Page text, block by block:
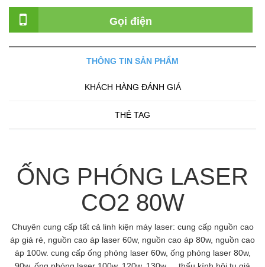
Gọi điện
THÔNG TIN SẢN PHẨM
KHÁCH HÀNG ĐÁNH GIÁ
THẺ TAG
ỐNG PHÓNG LASER
CO2 80W
Chuyên cung cấp tất cả linh kiện máy laser: cung cấp nguồn cao
áp giá rẻ, nguồn cao áp laser 60w, nguồn cao áp 80w, nguồn cao
áp 100w. cung cấp ống phóng laser 60w, ống phóng laser 80w,